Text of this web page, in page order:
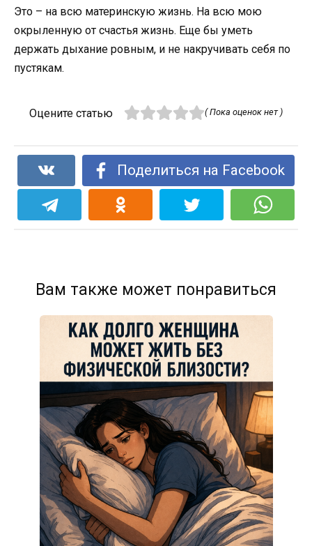
Это – на всю материнскую жизнь. На всю мою
окрыленную от счастья жизнь. Еще бы уметь
держать дыхание ровным, и не накручивать себя по
пустякам.
Оцените статью ( Пока оценок нет )
Поделиться на Facebook
Вам также может понравиться